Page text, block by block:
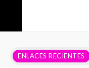
ENLACES RECIENTES